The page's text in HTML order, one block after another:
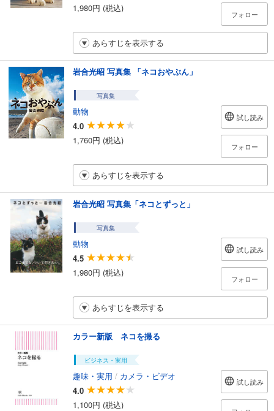
1,980円 (税込)
フォロー
あらすじを表示する
岩合光昭 写真集 「ネコおやぶん」
写真集
動物
4.0
1,760円 (税込)
試し読み
フォロー
あらすじを表示する
岩合光昭 写真集「ネコとずっと」
写真集
動物
4.5
1,980円 (税込)
試し読み
フォロー
あらすじを表示する
カラー新版 ネコを撮る
ビジネス・実用
趣味・実用 / カメラ・ビデオ
4.0
1,100円 (税込)
試し読み